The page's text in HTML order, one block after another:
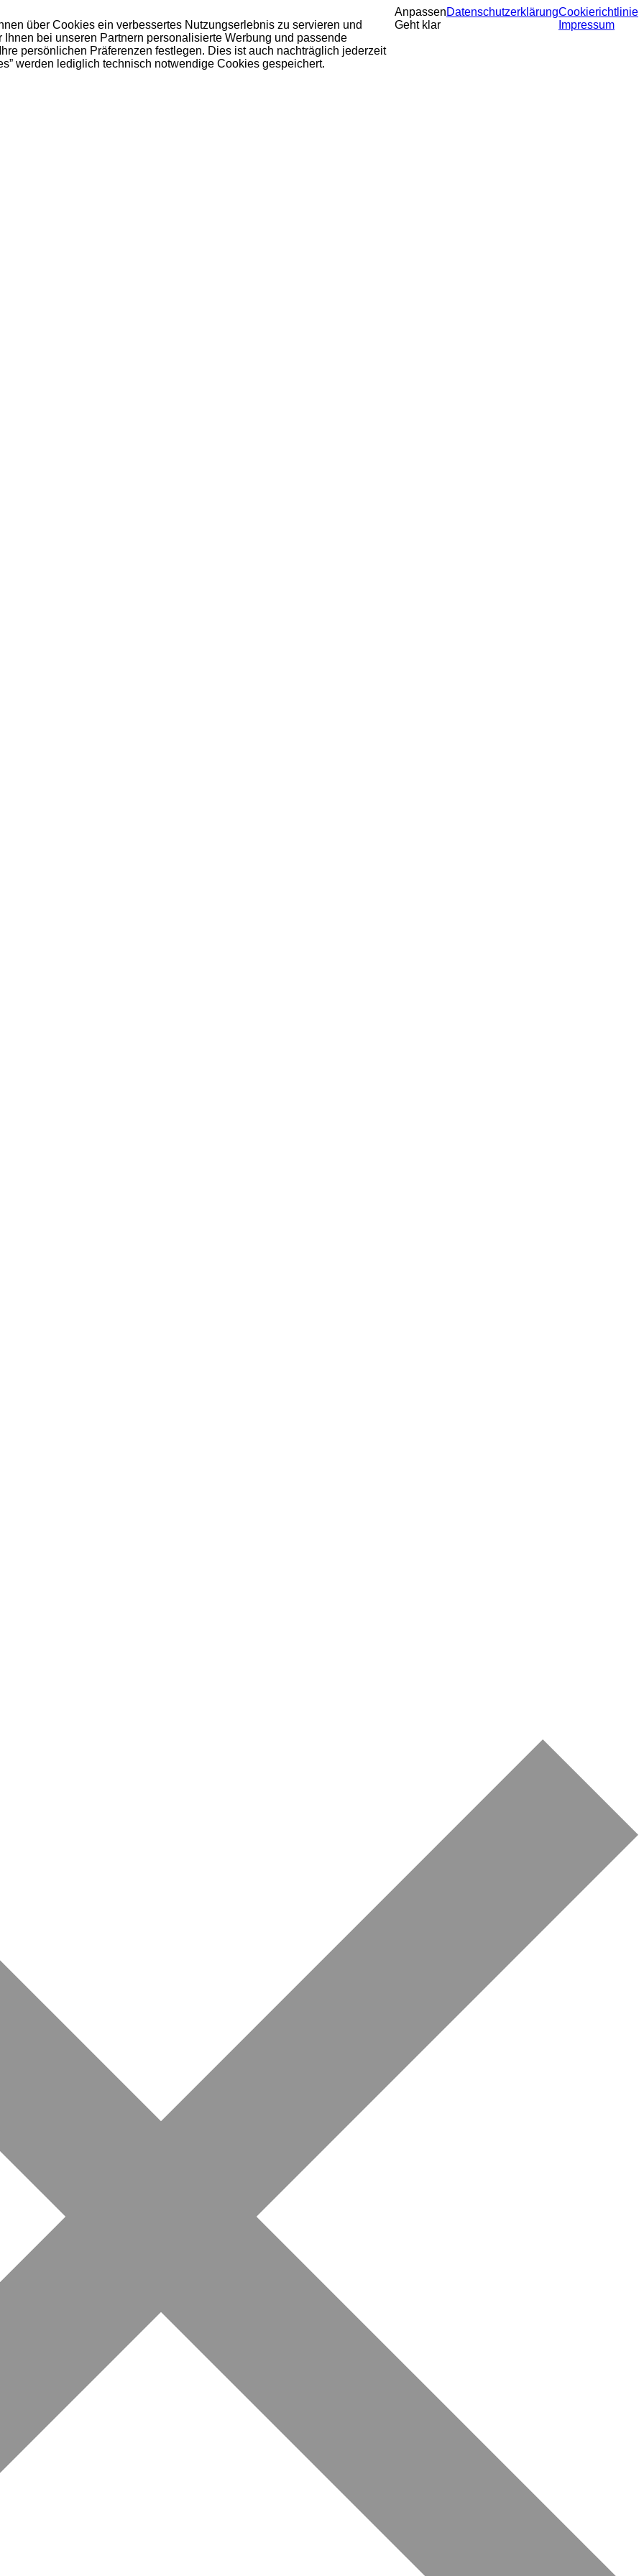
über Cookies ein verbessertes Nutzungserlebnis zu servieren und
bei unseren Partnern personalisierte Werbung und passende
persönlichen Präferenzen festlegen. Dies ist auch nachträglich jederzeit
werden lediglich technisch notwendige Cookies gespeichert.
Anpassen
Geht klar
DatenschutzerklärungCookierichtlinie
Impressum